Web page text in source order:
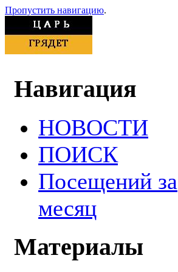
Пропустить навигацию.
Навигация
НОВОСТИ
ПОИСК
Посещений за
месяц
Материалы